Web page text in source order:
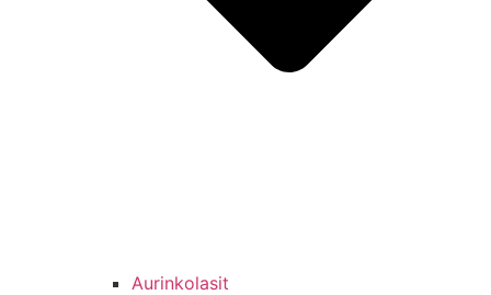
Aurinkolasit